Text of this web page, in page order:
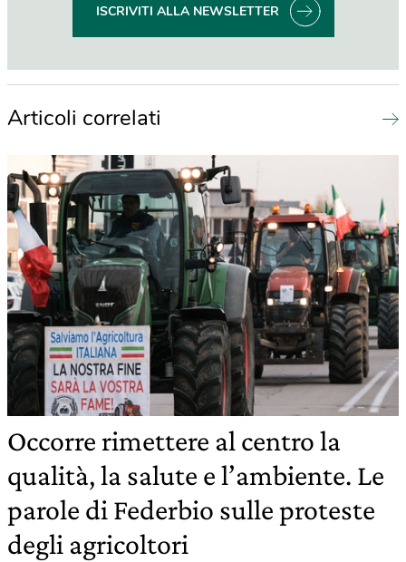
ISCRIVITI ALLA NEWSLETTER
Articoli correlati
Occorre rimettere al centro la
qualità, la salute e l’ambiente. Le
parole di Federbio sulle proteste
degli agricoltori